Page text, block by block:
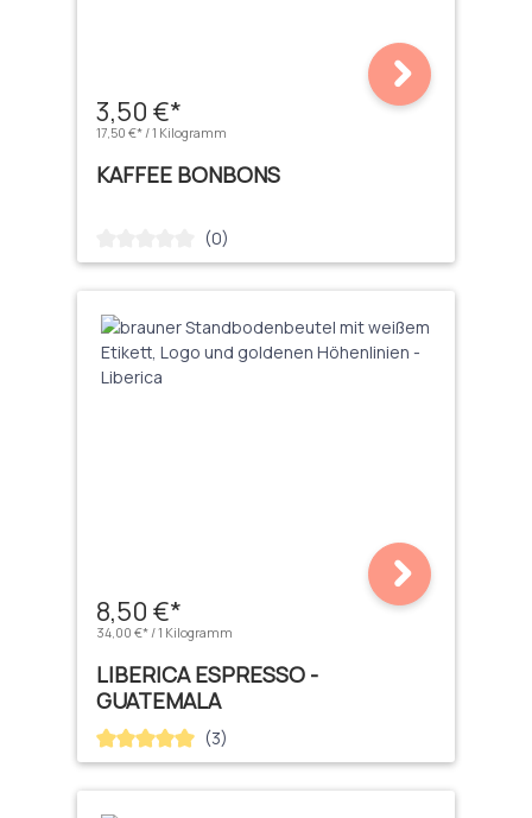
3,50 €*
17,50 €* / 1 Kilogramm
KAFFEE BONBONS
Durchschnittliche Bewertung von 0 von 5 Sternen
(0)
8,50 €*
34,00 €* / 1 Kilogramm
LIBERICA ESPRESSO -
GUATEMALA
Durchschnittliche Bewertung von 5 von 5 Sternen
(3)